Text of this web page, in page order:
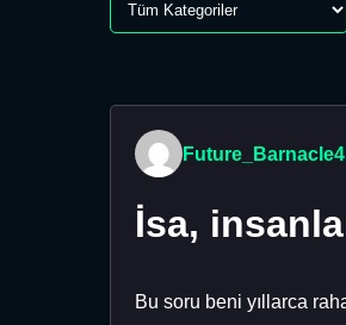
İsa,
Bu soru beni yıllarca